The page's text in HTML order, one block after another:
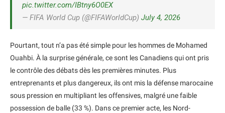
pic.twitter.com/IBtny6O0EX
— FIFA World Cup (@FIFAWorldCup) July 4, 2026
Pourtant, tout n’a pas été simple pour les hommes de Mohamed
Ouahbi. À la surprise générale, ce sont les Canadiens qui ont pris
le contrôle des débats dès les premières minutes. Plus
entreprenants et plus dangereux, ils ont mis la défense marocaine
sous pression en multipliant les offensives, malgré une faible
possession de balle (33 %). Dans ce premier acte, les Nord-